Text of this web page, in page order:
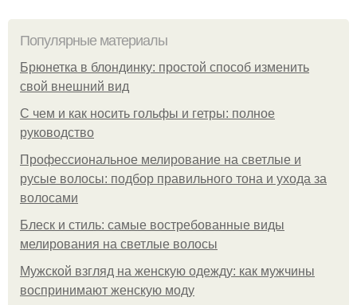
Популярные материалы
Брюнетка в блондинку: простой способ изменить
свой внешний вид
С чем и как носить гольфы и гетры: полное
руководство
Профессиональное мелирование на светлые и
русые волосы: подбор правильного тона и ухода за
волосами
Блеск и стиль: самые востребованные виды
мелирования на светлые волосы
Мужской взгляд на женскую одежду: как мужчины
воспринимают женскую моду